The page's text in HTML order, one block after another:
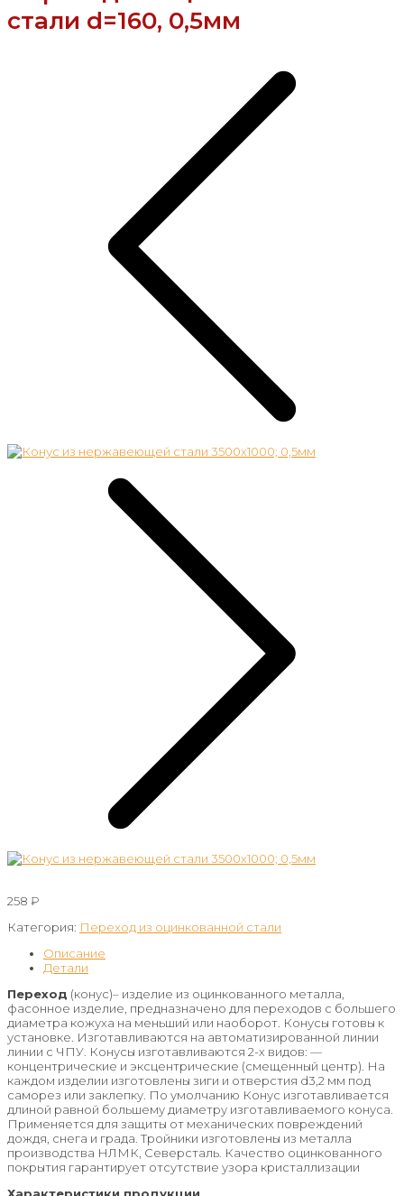
стали d=160, 0,5мм
258 ₽
Категория: Переход из оцинкованной стали
Описание
Детали
Переход (конус)– изделие из оцинкованного металла,
фасонное изделие, предназначено для переходов с большего
диаметра кожуха на меньший или наоборот. Конусы готовы к
установке. Изготавливаются на автоматизированной линии
линии с ЧПУ. Конусы изготавливаются 2-х видов: —
концентрические и эксцентрические (смещенный центр). На
каждом изделии изготовлены зиги и отверстия d3,2 мм под
саморез или заклепку. По умолчанию Конус изготавливается
длиной равной большему диаметру изготавливаемого конуса.
Применяется для защиты от механических повреждений
дождя, снега и града. Тройники изготовлены из металла
производства НЛМК, Северсталь. Качество оцинкованного
покрытия гарантирует отсутствие узора кристаллизации